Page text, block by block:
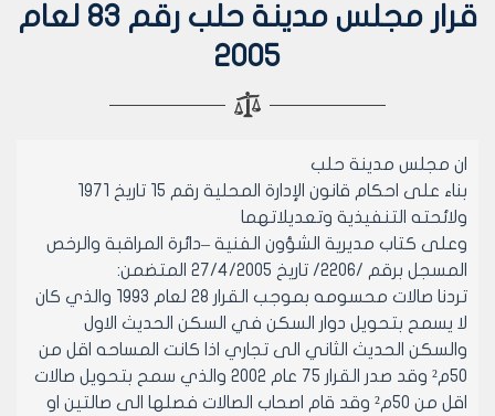
قرار مجلس مدينة حلب رقم 83 لعام
2005
ان مجلس مدينة حلب
بناء على احكام قانون الإدارة المحلية رقم 15 تاريخ 1971
ولائحته التنفيذية وتعديلاتهما
وعلى كتاب مديرية الشؤون الفنية –دائرة المراقبة والرخص
المسجل برقم /2206/ تاريخ 27/4/2005 المتضمن:
تردنا صالات محسومه بموجب القرار 28 لعام 1993 والذي كان
لا يسمح بتحويل دوار السكن في السكن الحديث الاول
والسكن الحديث الثاني الى تجاري اذا كانت المساحه اقل من
50م² وقد صدر القرار 75 عام 2002 والذي سمح بتحويل صالات
اقل من 50م² وقد قام اصحاب الصالات فصلها الى صالتين او